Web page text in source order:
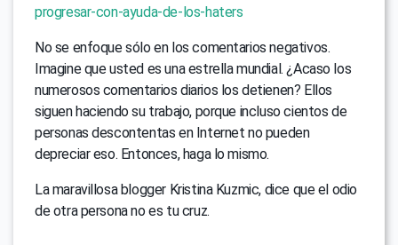
progresar-con-ayuda-de-los-haters
No se enfoque sólo en los comentarios negativos.
Imagine que usted es una estrella mundial. ¿Acaso los
numerosos comentarios diarios los detienen? Ellos
siguen haciendo su trabajo, porque incluso cientos de
personas descontentas en Internet no pueden
depreciar eso. Entonces, haga lo mismo.
La maravillosa blogger Kristina Kuzmic, dice que el odio
de otra persona no es tu cruz.